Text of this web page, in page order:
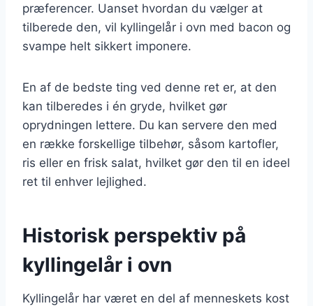
præferencer. Uanset hvordan du vælger at
tilberede den, vil kyllingelår i ovn med bacon og
svampe helt sikkert imponere.
En af de bedste ting ved denne ret er, at den
kan tilberedes i én gryde, hvilket gør
oprydningen lettere. Du kan servere den med
en række forskellige tilbehør, såsom kartofler,
ris eller en frisk salat, hvilket gør den til en ideel
ret til enhver lejlighed.
Historisk perspektiv på
kyllingelår i ovn
Kyllingelår har været en del af menneskets kost